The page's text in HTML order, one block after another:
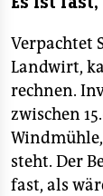
Verpachtet
Landwirt,
rechnen.
zwischen
steht. Der
fast, als